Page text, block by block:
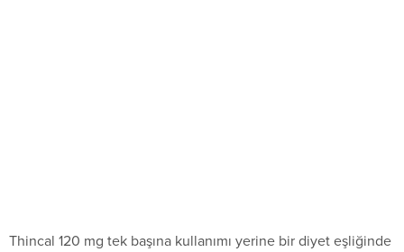
Thincal 120 mg tek başına kullanımı yerine bir diyet eşliğinde